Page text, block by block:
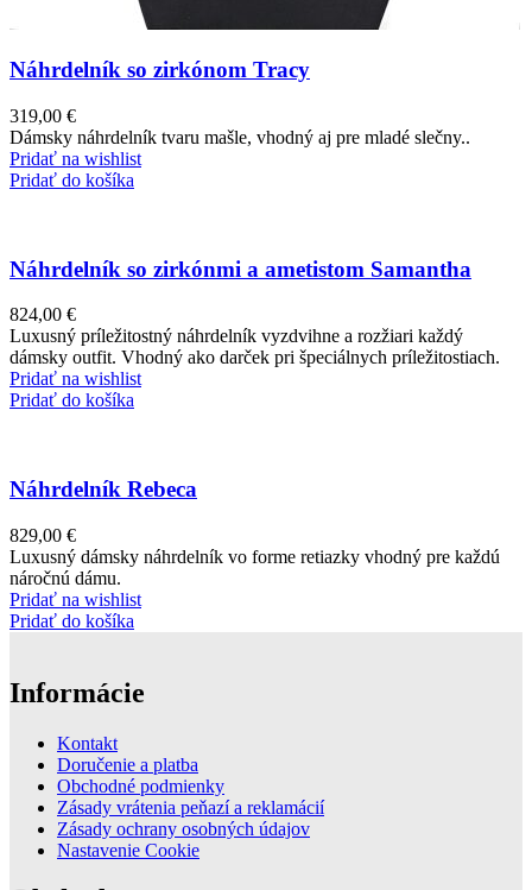
Náhrdelník so zirkónom Tracy
319,00 €
Dámsky náhrdelník tvaru mašle, vhodný aj pre mladé slečny..
Pridať na wishlist
Pridať do košíka
Náhrdelník so zirkónmi a ametistom Samantha
824,00 €
Luxusný príležitostný náhrdelník vyzdvihne a rozžiari každý
dámsky outfit. Vhodný ako darček pri špeciálnych príležitostiach.
Pridať na wishlist
Pridať do košíka
Náhrdelník Rebeca
829,00 €
Luxusný dámsky náhrdelník vo forme retiazky vhodný pre každú
náročnú dámu.
Pridať na wishlist
Pridať do košíka
Informácie
Kontakt
Doručenie a platba
Obchodné podmienky
Zásady vrátenia peňazí a reklamácií
Zásady ochrany osobných údajov
Nastavenie Cookie